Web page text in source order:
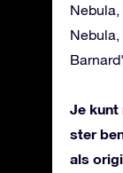
Nebula,
Je kunt
ster
als